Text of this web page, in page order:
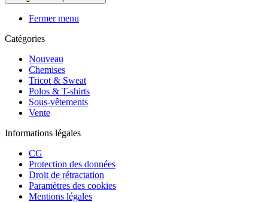
Fermer menu
Catégories
Nouveau
Chemises
Tricot & Sweat
Polos & T-shirts
Sous-vêtements
Vente
Informations légales
CG
Protection des données
Droit de rétractation
Paramètres des cookies
Mentions légales